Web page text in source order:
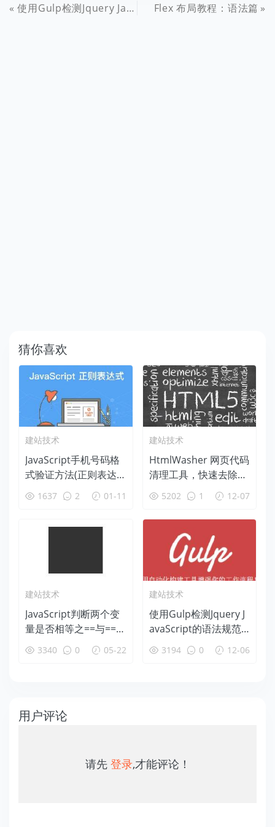
使用Gulp检测Jquery JavaScript的语法规范错误 Flex 布局教程：语法篇
猜你喜欢
建站技术
JavaScript手机号码格
式验证方法(正则表达
式验证)支持最新电信1
99移动198联通166
1637 2 01-11
建站技术
HtmlWasher 网页代码
清理工具，快速去除杂
乱代码保留基本标签
5202 1 12-07
建站技术
JavaScript判断两个变
量是否相等之==与===
及!=与!==
3340 0 05-22
建站技术
使用Gulp检测Jquery J
avaScript的语法规范
错误3194 0 12-06
用户评论
请先 登录,才能评论！